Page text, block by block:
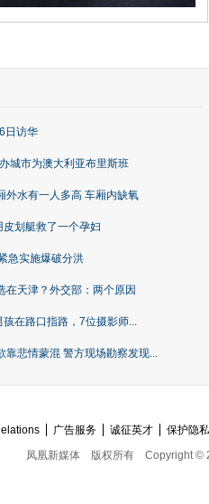
日访华
城市为澳大利亚布里斯班
外水有一人多高 车厢内缺氧
划艇救了一个孕妇
急实施爆破分洪
在天津？外交部：两个原因
在路口指路，7位摄影师...
靠悲情蒙混 警方现场勘察发现...
广告服务 诚征英才
保护隐
凤凰新媒体
版权所有 Copyright ©